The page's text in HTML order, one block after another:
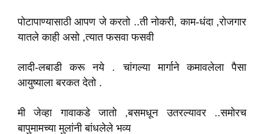
पोटापाण्यासाठी आपण जे करतो ..ती नोकरी, काम-धंदा ,रोजगार
यातले काही असो ,त्यात फसवा फसवी
लादी-लबाडी करू नये . चांगल्या मार्गाने कमावलेला पैसा
आयुष्याला बरकत देतो .
मी जेव्हा गावाकडे जातो ,बसमधून उतरल्यावर ..समोरच
बापुमामच्या मुलांनी बांधलेले भव्य